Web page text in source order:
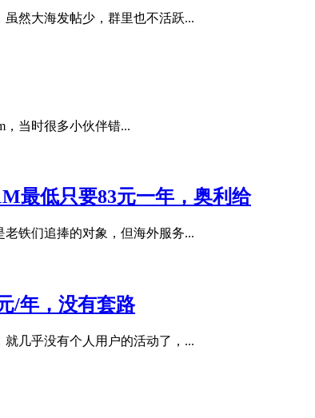
然大海发帖少，群里也不活跃...
，当时很多小伙伴错...
最低只要83元一年，奥利给
铁们追捧的对象，但海外服务...
/年，没有套路
几乎没有个人用户的活动了，...